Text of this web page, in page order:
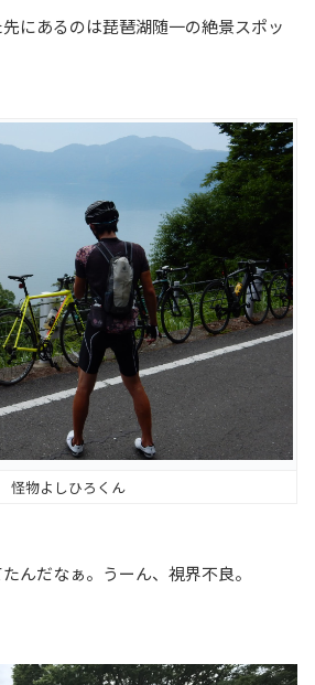
にあるのは琵琶湖随一の絶景スポッ
怪物よしひろくん
んだなぁ。うーん、視界不良。